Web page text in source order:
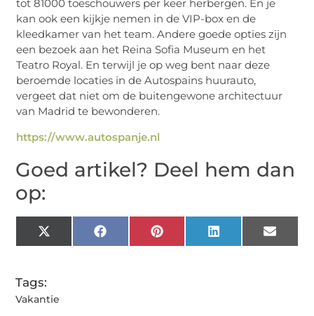
tot 81000 toeschouwers per keer herbergen. En je
kan ook een kijkje nemen in de VIP-box en de
kleedkamer van het team. Andere goede opties zijn
een bezoek aan het Reina Sofia Museum en het
Teatro Royal. En terwijl je op weg bent naar deze
beroemde locaties in de Autospains huurauto,
vergeet dat niet om de buitengewone architectuur
van Madrid te bewonderen.
https://www.autospanje.nl
Goed artikel? Deel hem dan
op:
X
(Twitter)
FacebookPinterestLinkedIn Email
Tags:
Vakantie